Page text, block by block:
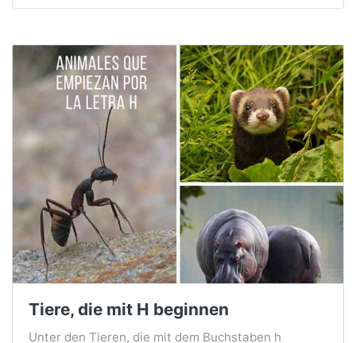
Tiere, die mit H beginnen
Unter den Tieren, die mit dem Buchstaben h